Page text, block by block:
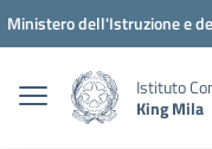
Vai ai contenuti
Vai al menu di navigazione
Vai al footer
Ministero dell'Istruzione e
Istituto
King Mila